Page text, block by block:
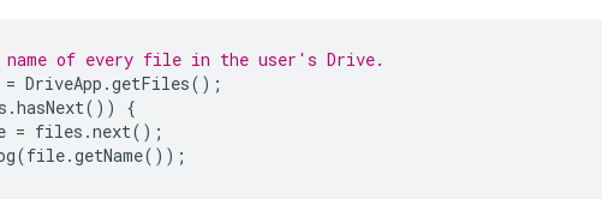
name of every file in the user's Drive.
= DriveApp .getFiles();
.hasNext())
{
= files .next();
(file.getName());